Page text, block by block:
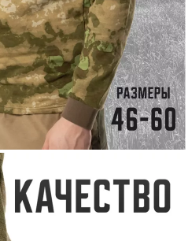
знакиФурнитураПодаркиХиты
принадлежности
джемперы
КостюмыКуртки
Футболки